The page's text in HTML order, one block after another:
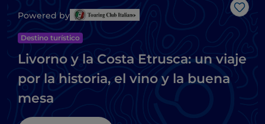
Me
Powered by
Destino turístico
Livorno y la Costa Etrusca: un viaje
por la historia, el vino y la buena
mesa